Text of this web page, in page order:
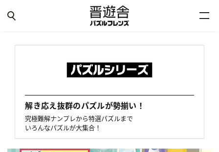
解き応え抜群のパズルが勢揃い！
究極難解ナンプレから特選パズルまで
いろんなパズルが大集合！